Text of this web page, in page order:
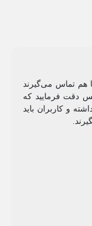
هم تماس می‌گیرند
دقت فرمایید که
و کاربران باید